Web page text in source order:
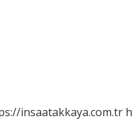
insaatakkaya.com.tr